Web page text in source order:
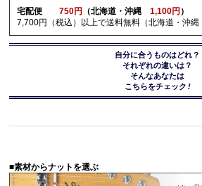
宅配便750円 （北海道・沖縄1,100円 ）
7,700円（税込）以上で送料無料（北海道・沖
自分に合うものはどれ？
それぞれの違いは？
そんなあなたは
こちらをチェック !
■素材からナットを選ぶ